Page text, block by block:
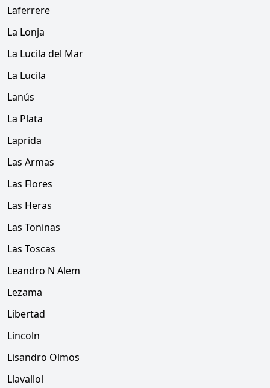
Laferrere
La Lonja
La Lucila del Mar
La Lucila
Lanús
La Plata
Laprida
Las Armas
Las Flores
Las Heras
Las Toninas
Las Toscas
Leandro N Alem
Lezama
Libertad
Lincoln
Lisandro Olmos
Llavallol